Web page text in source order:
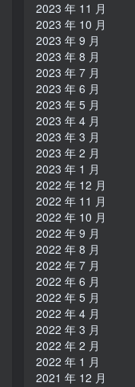
2023 年 11 月
2023 年 10 月
2023 年 9 月
2023 年 8 月
2023 年 7 月
2023 年 6 月
2023 年 5 月
2023 年 4 月
2023 年 3 月
2023 年 2 月
2023 年 1 月
2022 年 12 月
2022 年 11 月
2022 年 10 月
2022 年 9 月
2022 年 8 月
2022 年 7 月
2022 年 6 月
2022 年 5 月
2022 年 4 月
2022 年 3 月
2022 年 2 月
2022 年 1 月
2021 年 12 月